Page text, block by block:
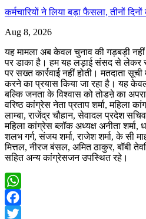
कर्मचारियों ने लिया बड़ा फैसला, तीनों
Aug 8, 2026
यह मामला अब केवल चुनाव की गड़बड़ी
पर डाका है। हम यह लड़ाई संसद से
पर सख्त कार्रवाई नहीं होती। मतदाता
करने का प्रयास किया जा रहा है। यह केवल
बल्कि जनता के विश्वास को तोडऩे का
वरिष्ठ कांग्रेस नेता प्रताप शर्मा, महिला
लाम्बा, राजेंद्र चौहान, सेवादल प्रदेश
महिला कांग्रेस ब्लॉक अध्यक्ष अनीता
शलभ गर्ग, संजय शर्मा, राजेश शर्मा, के सी
मित्तल, नीरज बंसल, अमित ठाकुर, बॉबी
सहित अन्य कांग्रेसजन उपस्थित रहे।
WhatsApp
Facebook